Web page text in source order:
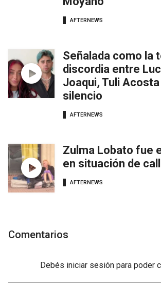
AFTERNEWS
Señalada como la
discordia entre
Joaqui, Tuli Acosta
silencio
AFTERNEWS
Zulma Lobato fue
en situación de
AFTERNEWS
Comentarios
Debés iniciar sesión para poder